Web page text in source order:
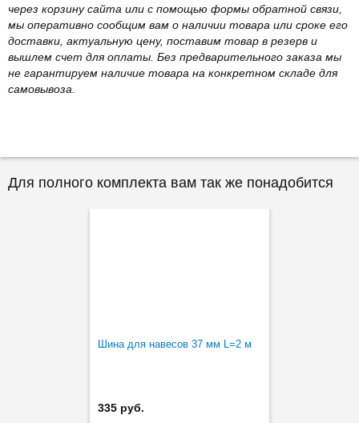
через корзину сайта или с помощью формы обратной связи,
мы оперативно сообщим вам о наличии товара или сроке его
доставки, актуальную цену, поставим товар в резерв и
вышлем счет для оплаты. Без предварительного заказа мы
не гарантируем наличие товара на конкретном складе для
самовывоза.
Для полного комплекта вам так же понадобится
Шина для навесов 37 мм L=2 м
335 руб.